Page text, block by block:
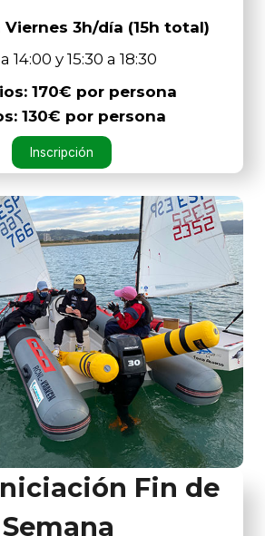
Viernes 3h/día (15h total)
a 14:00 y 15:30 a 18:30
170€ por persona
130€ por persona
Inscripción
Fin de
Semana